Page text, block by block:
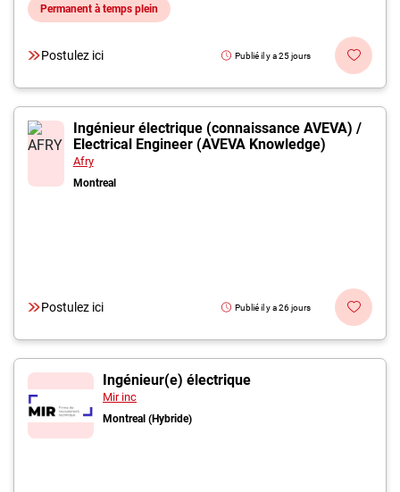
Permanent à temps plein
Postulez ici Publié il y a 25 jours
Ingénieur électrique (connaissance AVEVA) /
Electrical Engineer (AVEVA Knowledge)
Afry
Montreal
Postulez ici Publié il y a 26 jours
Ingénieur(e) électrique
Mir inc
Montreal (Hybride)